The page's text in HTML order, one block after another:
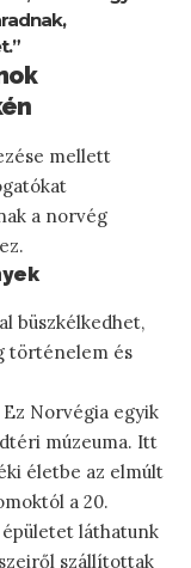
mellett
a norvég
büszkélkedhet,
történelem és
Ez Norvégia egyik
múzeuma. Itt
életbe az elmúlt
a 20.
épületet láthatunk
szállítottak